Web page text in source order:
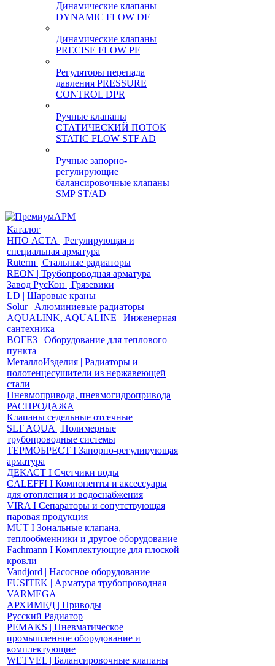
Динамические клапаны
DYNAMIC FLOW DF
Динамические клапаны
PRECISE FLOW PF
Регуляторы перепада
давления PRESSURE
CONTROL DPR
Ручные клапаны
СТАТИЧЕСКИЙ ПОТОК
STATIC FLOW STF AD
Ручные запорно-
регулирующие
балансировочные клапаны
SMP ST/AD
Каталог
НПО АСТА | Регулирующая и
специальная арматура
Ruterm | Стальные радиаторы
REON | Трубопроводная арматура
Завод РусКон | Грязевики
LD | Шаровые краны
Solur | Алюминиевые радиаторы
AQUALINK, AQUALINE | Инженерная
сантехника
ВОГЕЗ | Оборудование для теплового
пункта
МеталлоИзделия | Радиаторы и
полотенцесушители из нержавеющей
стали
Пневмопривода, пневмогидропривода
РАСПРОДАЖА
Клапаны седельные отсечные
SLT AQUA | Полимерные
трубопроводные системы
ТЕРМОБРЕСТ І Запорно-регулирующая
арматура
ДЕКАСТ І Счетчики воды
CALEFFI І Компоненты и аксессуары
для отопления и водоснабжения
VIRA І Сепараторы и сопутствующая
паровая продукция
MUT І Зональные клапана,
теплообменники и другое оборудование
Fachmann І Комплектующие для плоской
кровли
Vandjord | Насосное оборудование
FUSITEK | Арматура трубопроводная
VARMEGA
АРХИМЕД | Приводы
Русский Радиатор
PEMAKS | Пневматическое
промышленное оборудование и
комплектующие
WETVEL | Балансировочные клапаны